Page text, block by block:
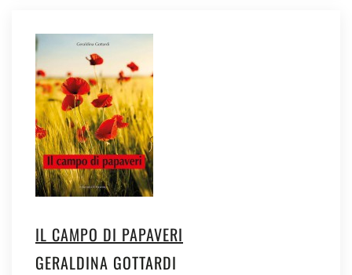
IL CAMPO DI PAPAVERI
GERALDINA GOTTARDI